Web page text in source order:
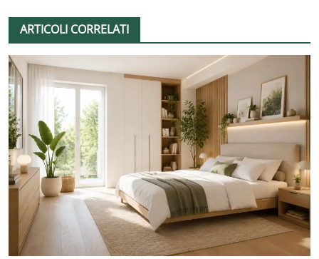
ARTICOLI CORRELATI